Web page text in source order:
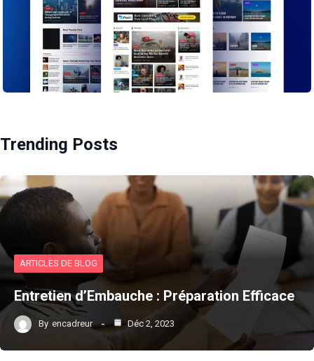
Trending Posts
ARTICLES DE BLOG
Entretien d’Embauche : Préparation Efficace
By encadreur Déc 2, 2023